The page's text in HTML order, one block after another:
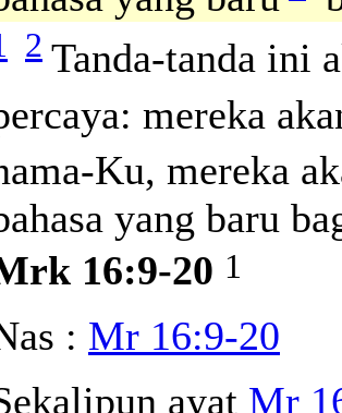
2 Tanda-tanda ini
mereka
Ku, mereka
yang baru
16:9-20 1
: Mr 16:9-20
ayat Mr